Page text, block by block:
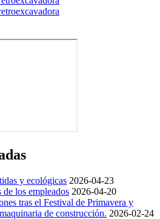
y ecológicas 2026-04-23
los empleados 2026-04-20
tras el Festival de Primavera y
de construcción. 2026-02-24